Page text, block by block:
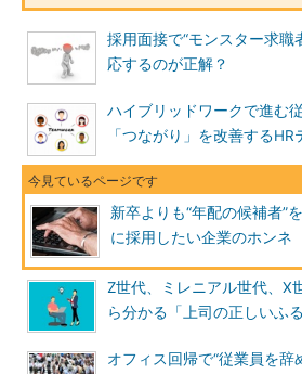
採用面接で“モンスター求
応するのが正解？
ハイブリッドワークで進む
「つながり」を改善する
新卒よりも“年配の候補者”
に採用したい企業のホンネ
Z世代、ミレニアル世代、X
ら分かる「上司の正しいふる
オフィス回帰で“従業員を辞